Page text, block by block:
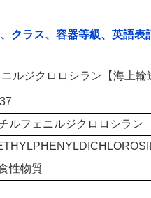
クラス、容器等級、英語表
ルジクロロシラン【海上輸
ルフェニルジクロロシラン
性物質